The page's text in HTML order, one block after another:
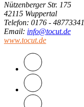
Nützenberger Str. 175
42115 Wuppertal
Telefon: 0176 - 48773341
Email: info@tocut.de
www.tocut.de